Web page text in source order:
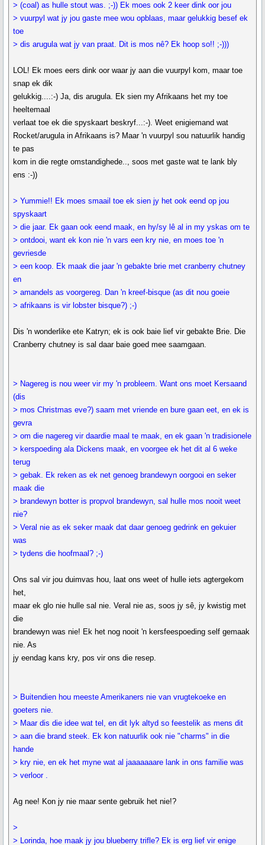
> (coal) as hulle stout was. ;-)) Ek moes ook 2 keer dink oor jou
> vuurpyl wat jy jou gaste mee wou opblaas, maar gelukkig besef ek
toe
> dis arugula wat jy van praat. Dit is mos nê? Ek hoop so!! ;-)))
LOL! Ek moes eers dink oor waar jy aan die vuurpyl kom, maar toe
snap ek dik
gelukkig....:-) Ja, dis arugula. Ek sien my Afrikaans het my toe
heeltemaal
verlaat toe ek die spyskaart beskryf...:-). Weet enigiemand wat
Rocket/arugula in Afrikaans is? Maar 'n vuurpyl sou natuurlik handig
te pas
kom in die regte omstandighede.., soos met gaste wat te lank bly
ens :-))
> Yummie!! Ek moes smaail toe ek sien jy het ook eend op jou
spyskaart
> die jaar. Ek gaan ook eend maak, en hy/sy lê al in my yskas om te
> ontdooi, want ek kon nie 'n vars een kry nie, en moes toe 'n
gevriesde
> een koop. Ek maak die jaar 'n gebakte brie met cranberry chutney
en
> amandels as voorgereg. Dan 'n kreef-bisque (as dit nou goeie
> afrikaans is vir lobster bisque?) ;-)
Dis 'n wonderlike ete Katryn; ek is ook baie lief vir gebakte Brie. Die
Cranberry chutney is sal daar baie goed mee saamgaan.
> Nagereg is nou weer vir my 'n probleem. Want ons moet Kersaand
(dis
> mos Christmas eve?) saam met vriende en bure gaan eet, en ek is
gevra
> om die nagereg vir daardie maal te maak, en ek gaan 'n tradisionele
> kerspoeding ala Dickens maak, en voorgee ek het dit al 6 weke
terug
> gebak. Ek reken as ek net genoeg brandewyn oorgooi en seker
maak die
> brandewyn botter is propvol brandewyn, sal hulle mos nooit weet
nie?
> Veral nie as ek seker maak dat daar genoeg gedrink en gekuier
was
> tydens die hoofmaal? ;-)
Ons sal vir jou duimvas hou, laat ons weet of hulle iets agtergekom
het,
maar ek glo nie hulle sal nie. Veral nie as, soos jy sê, jy kwistig met
die
brandewyn was nie! Ek het nog nooit 'n kersfeespoeding self gemaak
nie. As
jy eendag kans kry, pos vir ons die resep.
> Buitendien hou meeste Amerikaners nie van vrugtekoeke en
goeters nie.
> Maar dis die idee wat tel, en dit lyk altyd so feestelik as mens dit
> aan die brand steek. Ek kon natuurlik ook nie "charms" in die
hande
> kry nie, en ek het myne wat al jaaaaaaare lank in ons familie was
> verloor .
Ag nee! Kon jy nie maar sente gebruik het nie!?
>
> Lorinda, hoe maak jy jou blueberry trifle? Ek is erg lief vir enige